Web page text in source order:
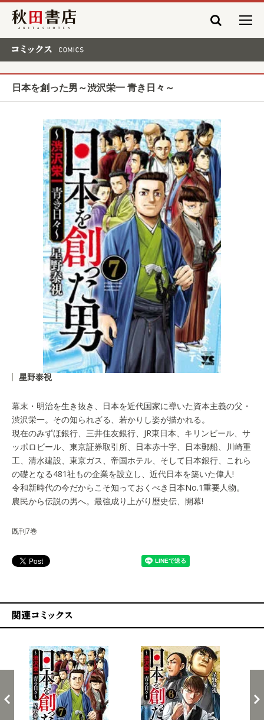
秋田書店
日本を創った男～渋沢栄一 青き日々～
星野泰視
幕末・明治を生き抜き、日本を近代国家に導いた資本主義の父・
渋沢栄一。その知られざる、若かりし姿が描かれる。
現在のみずほ銀行、三井住友銀行、JR東日本、キリンビール、サ
ッポロビール、東京証券取引所、日本赤十字、日本郵船、川崎重
工、清水建設、東京ガス、帝国ホテル、そして日本銀行、これら
の礎となる481社もの企業を設立し、近代日本を築いた偉人!
令和新時代の今だからこそ知っておくべき日本No.1重要人物。
農民から伝説の男へ。最強成り上がり歴史伝、開幕!
既刊7巻